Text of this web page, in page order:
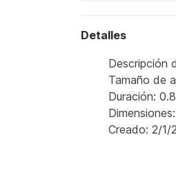
Detalles
Descripción
Tamaño de
Duración:
Creado: 2/1/